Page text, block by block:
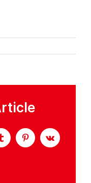
TumblrPinterestVk